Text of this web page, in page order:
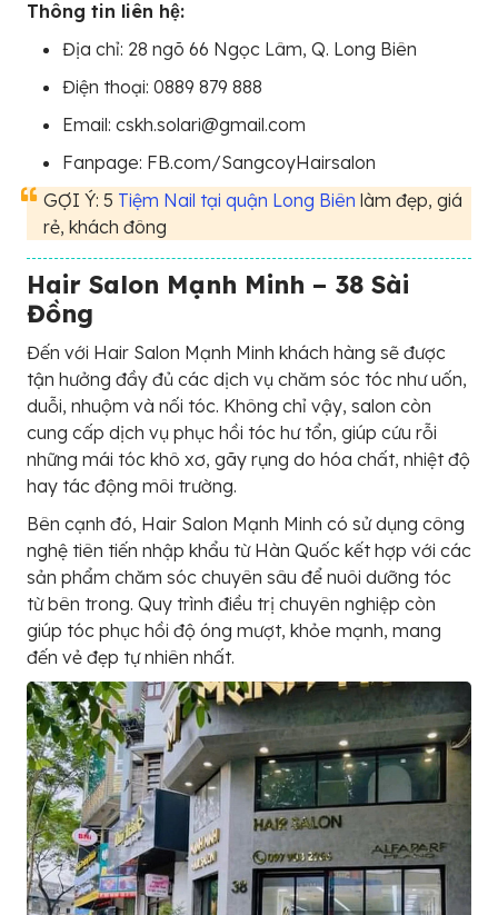
Thông tin liên hệ:
Địa chỉ: 28 ngõ 66 Ngọc Lâm, Q. Long Biên
Điện thoại: 0889 879 888
Email: cskh.solari@gmail.com
Fanpage: FB.com/SangcoyHairsalon
GỢI Ý: 5 Tiệm Nail tại quận Long Biên làm đẹp, giá
rẻ, khách đông
Hair Salon Mạnh Minh – 38 Sài
Đồng
Đến với Hair Salon Mạnh Minh khách hàng sẽ được
tận hưởng đầy đủ các dịch vụ chăm sóc tóc như uốn,
duỗi, nhuộm và nối tóc. Không chỉ vậy, salon còn
cung cấp dịch vụ phục hồi tóc hư tổn, giúp cứu rỗi
những mái tóc khô xơ, gãy rụng do hóa chất, nhiệt độ
hay tác động môi trường.
Bên cạnh đó, Hair Salon Mạnh Minh có sử dụng công
nghệ tiên tiến nhập khẩu từ Hàn Quốc kết hợp với các
sản phẩm chăm sóc chuyên sâu để nuôi dưỡng tóc
từ bên trong. Quy trình điều trị chuyên nghiệp còn
giúp tóc phục hồi độ óng mượt, khỏe mạnh, mang
đến vẻ đẹp tự nhiên nhất.